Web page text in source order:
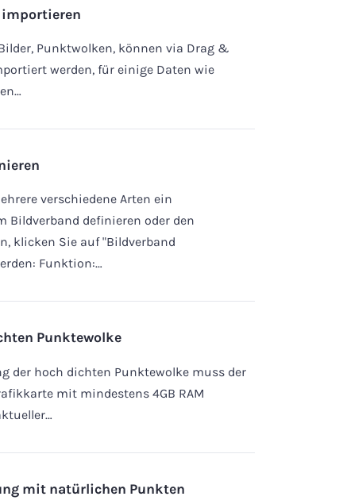
importieren
Punktwolken, können via Drag &
werden, für einige Daten wie
verschiedene Arten ein
Bildverband definieren oder den
klicken Sie auf "Bildverband
Funktion:…
Punktewolke
der hoch dichten Punktewolke muss der
mit mindestens 4GB RAM
mit natürlichen Punkten